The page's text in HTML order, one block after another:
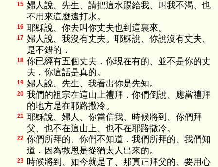
15 婦人說、先生、請把這水賜給我、叫我不渴、也
不用來這麼遠打水。
16 耶穌說、你去叫你丈夫也到這裏來。
17 婦人說、我沒有丈夫。耶穌說、你說沒有丈夫、
是不錯的．
18 你已經有五個丈夫．你現在有的、並不是你的丈
夫．你這話是真的。
19 婦人說、先生、我看出你是先知。
20 我們的祖宗在這山上禮拜．你們倒說、應當禮拜
的地方是在耶路撒冷。
21 耶穌說、婦人、你當信我、時候將到、你們拜
父、也不在這山上、也不在耶路撒冷。
22 你們所拜的、你們不知道．我們所拜的、我們知
道．因為救恩是從猶太人出來的。
23 時候將到、如今就是了、那真正拜父的、要用心